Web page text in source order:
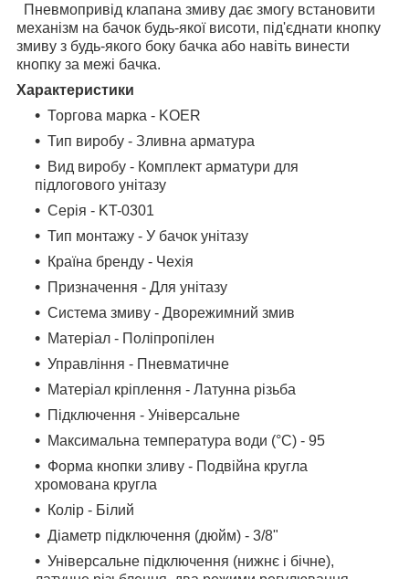
Пневмопривід клапана змиву дає змогу встановити
механізм на бачок будь-якої висоти, під'єднати кнопку
змиву з будь-якого боку бачка або навіть винести
кнопку за межі бачка.
Характеристики
Торгова марка - KOER
Тип виробу - Зливна арматура
Вид виробу - Комплект арматури для
підлогового унітазу
Серія - KT-0301
Тип монтажу - У бачок унітазу
Країна бренду - Чехія
Призначення - Для унітазу
Система змиву - Дворежимний змив
Матеріал - Поліпропілен
Управління - Пневматичне
Матеріал кріплення - Латунна різьба
Підключення - Універсальне
Максимальна температура води (°C) - 95
Форма кнопки зливу - Подвійна кругла
хромована кругла
Колір - Білий
Діаметр підключення (дюйм) - 3/8"
Універсальне підключення (нижнє і бічне),